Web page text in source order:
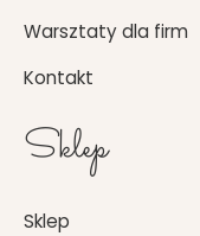
Warsztaty dla firm
Kontakt
Sklep
Sklep